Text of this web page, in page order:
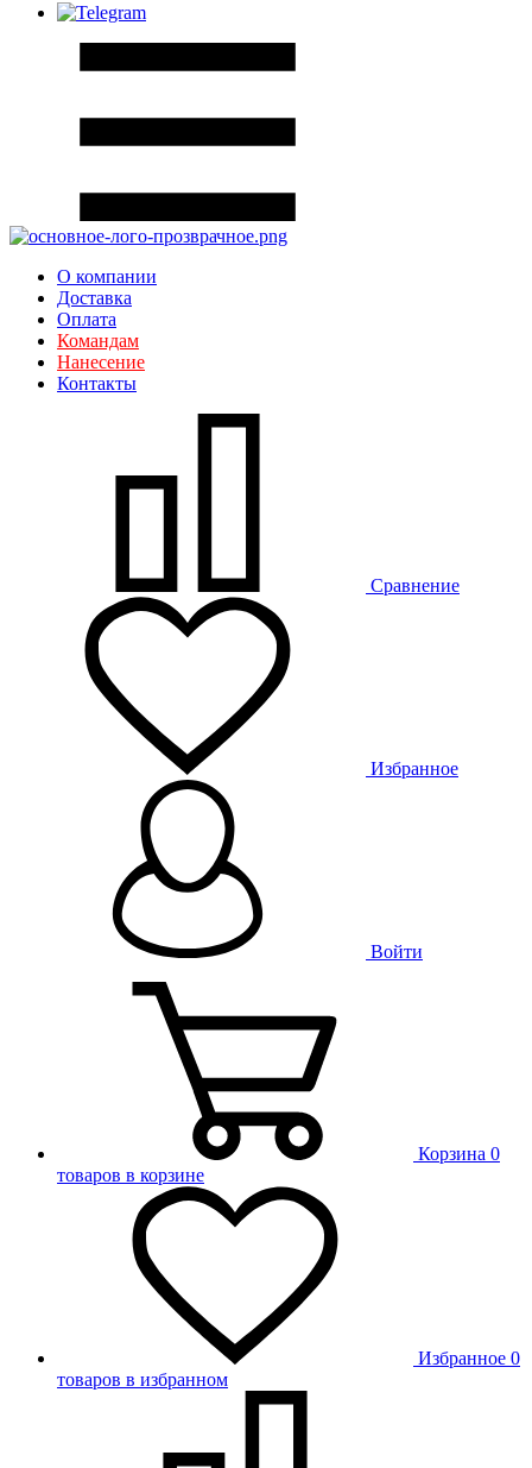
О компании
Доставка
Оплата
Командам
Нанесение
Контакты
Сравнение
Избранное
Войти
Корзина 0
товаров в корзине
Избранное 0
товаров в избранном